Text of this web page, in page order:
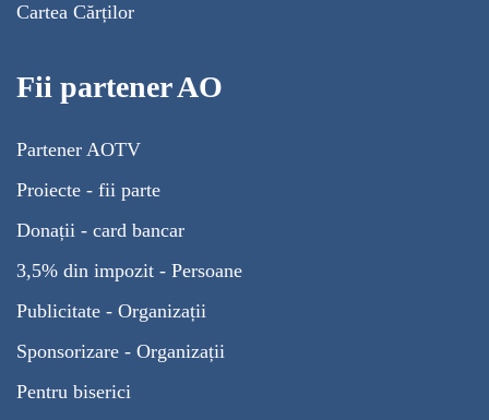
Cartea Cărților
Fii partener AO
Partener AOTV
Proiecte - fii parte
Donații - card bancar
3,5% din impozit - Persoane
Publicitate - Organizații
Sponsorizare - Organizații
Pentru biserici